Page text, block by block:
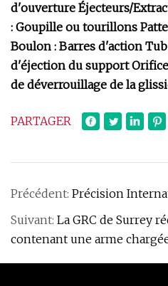
d'ouverture Éjecteurs/
: Goupille ou tourillons
Boulon : Barres d'action
d'éjection du support
de déverrouillage de la
PARTAGER
Précédent: Précision
Suivant: La GRC de Surrey
contenant une arme